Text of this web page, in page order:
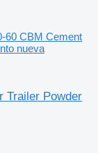
60 CBM Cement
nueva
Trailer Powder